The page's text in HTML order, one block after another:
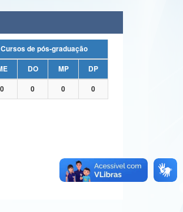
de pós-graduação
DO MP
DP
0 0 0 0